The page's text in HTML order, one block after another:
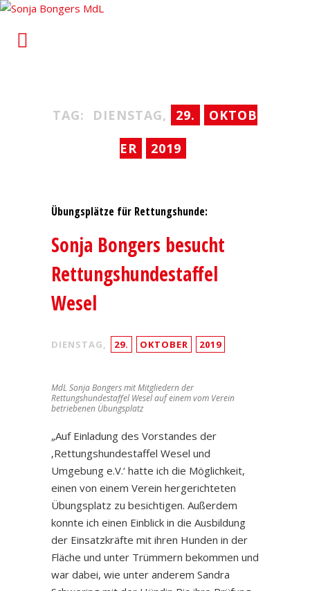
Sonja Bongers MdL
TAG: DIENSTAG, 29.
OKTOB
ER
2019
Übungsplätze für Rettungshunde:
Sonja Bongers besucht
Rettungshundestaffel
Wesel
DIENSTAG, 29. OKTOBER 2019
MdL Sonja Bongers mit Mitgliedern der
Rettungshundestaffel Wesel auf einem vom Verein
betriebenen Übungsplatz
„Auf Einladung des Vorstandes der
‚Rettungshundestaffel Wesel und
Umgebung e.V.‘ hatte ich die Möglichkeit,
einen von einem Verein hergerichteten
Übungsplatz zu besichtigen. Außerdem
konnte ich einen Einblick in die Ausbildung
der Einsatzkräfte mit ihren Hunden in der
Fläche und unter Trümmern bekommen und
war dabei, wie unter anderem Sandra